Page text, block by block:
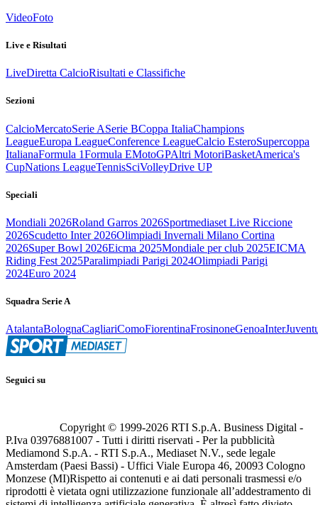
VideoFoto
Live e Risultati
LiveDiretta CalcioRisultati e Classifiche
Sezioni
CalcioMercatoSerie ASerie BCoppa ItaliaChampions
LeagueEuropa LeagueConference LeagueCalcio EsteroSupercoppa
ItalianaFormula 1Formula EMotoGPAltri MotoriBasketAmerica's
CupNations LeagueTennisSciVolleyDrive UP
Speciali
Mondiali 2026Roland Garros 2026Sportmediaset Live Riccione
2026Scudetto Inter 2026Olimpiadi Invernali Milano Cortina
2026Super Bowl 2026Eicma 2025Mondiale per club 2025EICMA
Riding Fest 2025Paralimpiadi Parigi 2024Olimpiadi Parigi
2024Euro 2024
Squadra Serie A
AtalantaBolognaCagliariComoFiorentinaFrosinoneGenoaInter
Seguici su
Copyright © 1999-2026 RTI S.p.A. Business Digital -
P.Iva 03976881007 - Tutti i diritti riservati - Per la pubblicità
Mediamond S.p.A. - RTI S.p.A., Mediaset N.V., sede legale
Amsterdam (Paesi Bassi) - Uffici Viale Europa 46, 20093 Cologno
Monzese (MI)Rispetto ai contenuti e ai dati personali trasmessi e/o
riprodotti è vietata ogni utilizzazione funzionale all’addestramento di